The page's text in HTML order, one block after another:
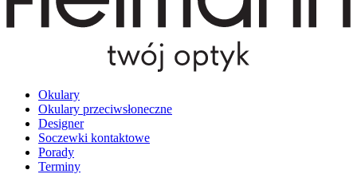
Okulary
Okulary przeciwsłoneczne
Designer
Soczewki kontaktowe
Porady
Terminy